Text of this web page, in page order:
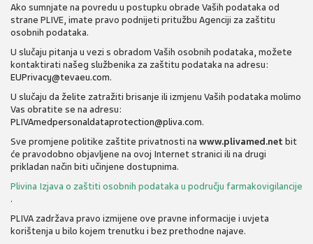
Ako sumnjate na povredu u postupku obrade Vaših podataka od
strane PLIVE, imate pravo podnijeti pritužbu Agenciji za zaštitu
osobnih podataka.
U slučaju pitanja u vezi s obradom Vaših osobnih podataka, možete
kontaktirati našeg službenika za zaštitu podataka na adresu:
EUPrivacy@tevaeu.com.
U slučaju da želite zatražiti brisanje ili izmjenu Vaših podataka molimo
Vas obratite se na adresu:
PLIVAmedpersonaldataprotection@pliva.com.
Sve promjene politike zaštite privatnosti na www.plivamed.net bit
će pravodobno objavljene na ovoj Internet stranici ili na drugi
prikladan način biti učinjene dostupnima.
Plivina Izjava o zaštiti osobnih podataka u području farmakovigilancije
.
PLIVA zadržava pravo izmijene ove pravne informacije i uvjeta
korištenja u bilo kojem trenutku i bez prethodne najave.